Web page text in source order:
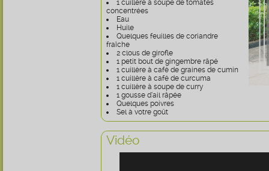
1 cuillère à soupe de tomates
concentrées
Eau
Huile
Quelques feuilles de coriandre
fraîche
2 clous de girofle
1 petit bout de gingembre râpé
1 cuillère à café de graines de cumin
1 cuillère à café de curcuma
1 cuillère à soupe de curry
1 gousse d’ail râpée
Quelques poivres
Sel à votre goût
Vidéo